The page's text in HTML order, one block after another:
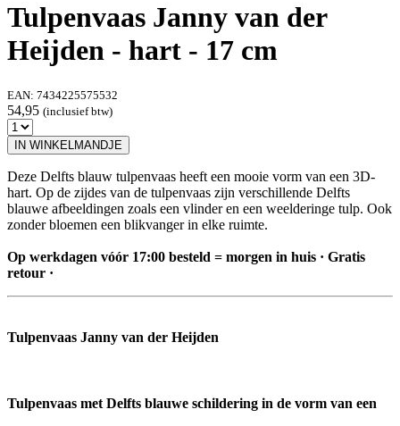
Tulpenvaas Janny van der
Heijden - hart - 17 cm
EAN: 7434225575532
54,95 (inclusief btw)
IN WINKELMANDJE
Deze Delfts blauw tulpenvaas heeft een mooie vorm van een 3D-
hart. Op de zijdes van de tulpenvaas zijn verschillende Delfts
blauwe afbeeldingen zoals een vlinder en een weelderinge tulp. Ook
zonder bloemen een blikvanger in elke ruimte.
Op werkdagen vóór 17:00 besteld = morgen in huis · Gratis
retour ·
Tulpenvaas Janny van der Heijden
Tulpenvaas met Delfts blauwe schildering in de vorm van een